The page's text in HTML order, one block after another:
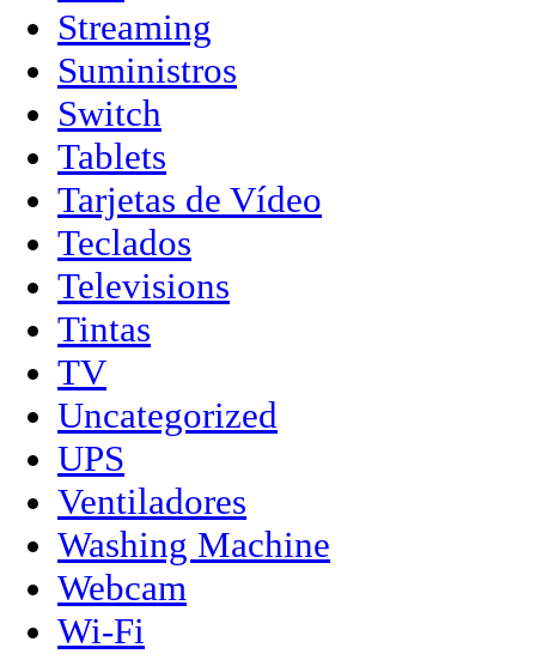
Streaming
Suministros
Switch
Tablets
Tarjetas de Vídeo
Teclados
Televisions
Tintas
TV
Uncategorized
UPS
Ventiladores
Washing Machine
Webcam
Wi-Fi